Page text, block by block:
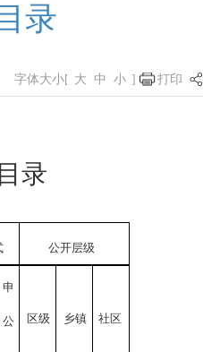
录
字体大小[ 大 中 小 ] 打印
录
公开层级
区级 乡镇 社区